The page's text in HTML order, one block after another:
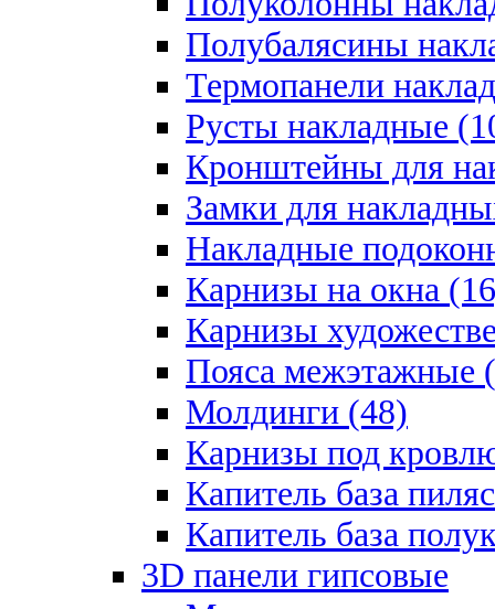
Полубалясины
Термопанели
Русты накладные
Кронштейны для
Замки для
Накладные
Карнизы на окна
Карнизы
Пояса межэтажные
Молдинги (48)
Карнизы под
Капитель база
Капитель база
3D панели гипсовые